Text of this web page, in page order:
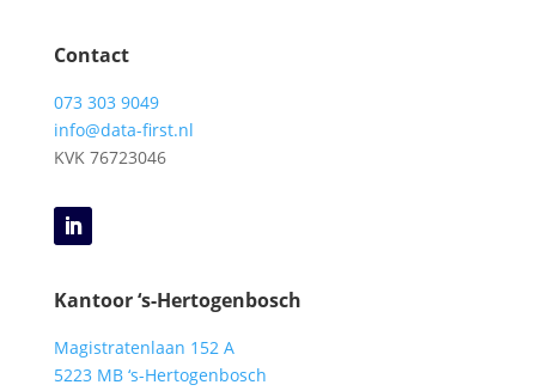
Contact
073 303 9049
info@data-first.nl
KVK 76723046
Kantoor ‘s-Hertogenbosch
Magistratenlaan 152 A
5223 MB ‘s-Hertogenbosch